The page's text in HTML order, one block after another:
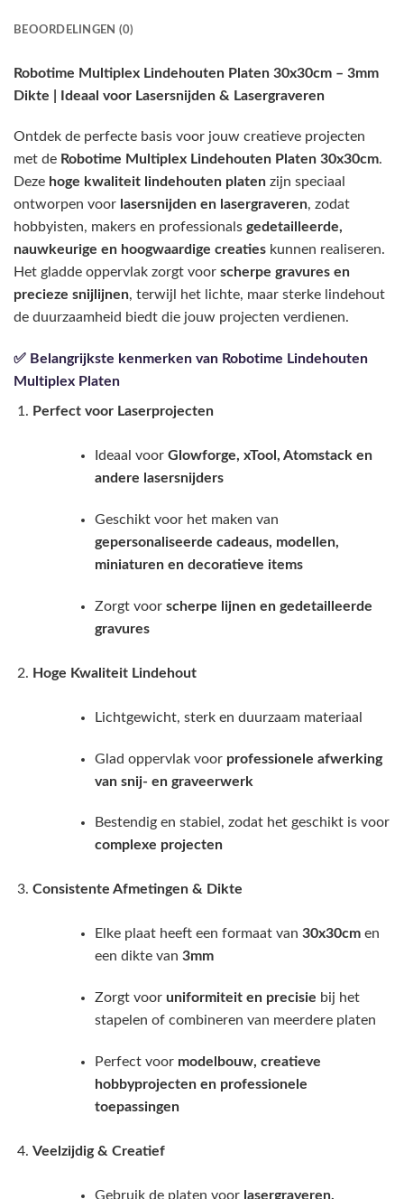
BEOORDELINGEN (0)
Robotime Multiplex Lindehouten Platen 30x30cm – 3mm
Dikte | Ideaal voor Lasersnijden & Lasergraveren
Ontdek de perfecte basis voor jouw creatieve projecten
met de Robotime Multiplex Lindehouten Platen 30x30cm.
Deze hoge kwaliteit lindehouten platen zijn speciaal
ontworpen voor lasersnijden en lasergraveren, zodat
hobbyisten, makers en professionals gedetailleerde,
nauwkeurige en hoogwaardige creaties kunnen realiseren.
Het gladde oppervlak zorgt voor scherpe gravures en
precieze snijlijnen, terwijl het lichte, maar sterke lindehout
de duurzaamheid biedt die jouw projecten verdienen.
✅ Belangrijkste kenmerken van Robotime Lindehouten
Multiplex Platen
Perfect voor Laserprojecten
Ideaal voor Glowforge, xTool, Atomstack en
andere lasersnijders
Geschikt voor het maken van
gepersonaliseerde cadeaus, modellen,
miniaturen en decoratieve items
Zorgt voor scherpe lijnen en gedetailleerde
gravures
Hoge Kwaliteit Lindehout
Lichtgewicht, sterk en duurzaam materiaal
Glad oppervlak voor professionele afwerking
van snij- en graveerwerk
Bestendig en stabiel, zodat het geschikt is voor
complexe projecten
Consistente Afmetingen & Dikte
Elke plaat heeft een formaat van 30x30cmen
een dikte van 3mm
Zorgt voor uniformiteit en precisie bij het
stapelen of combineren van meerdere platen
Perfect voor modelbouw, creatieve
hobbyprojecten en professionele
toepassingen
Veelzijdig & Creatief
Gebruik de platen voor lasergraveren,